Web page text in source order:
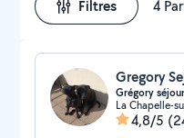
Filtres 4
Gregory
Grégory
4,8/5